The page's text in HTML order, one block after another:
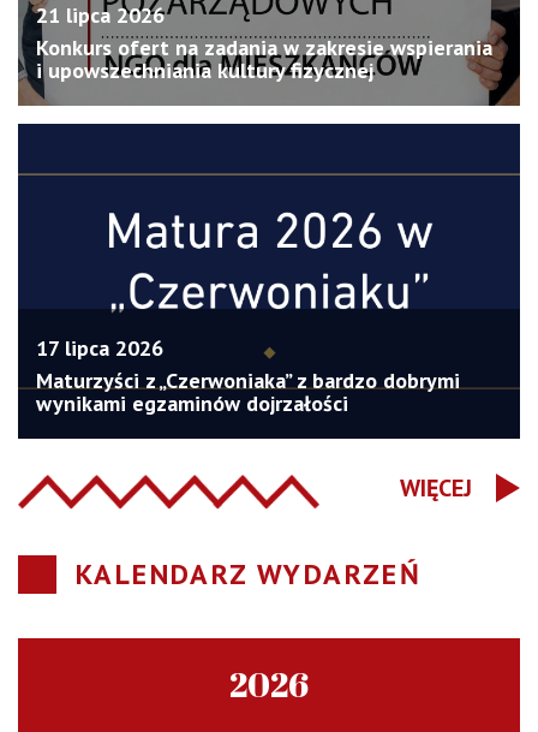
21 lipca 2026
Konkurs ofert na zadania w zakresie wspierania
i upowszechniania kultury fizycznej
17 lipca 2026
Maturzyści z „Czerwoniaka” z bardzo dobrymi
wynikami egzaminów dojrzałości
WIĘCEJ
KALENDARZ WYDARZEŃ
2026